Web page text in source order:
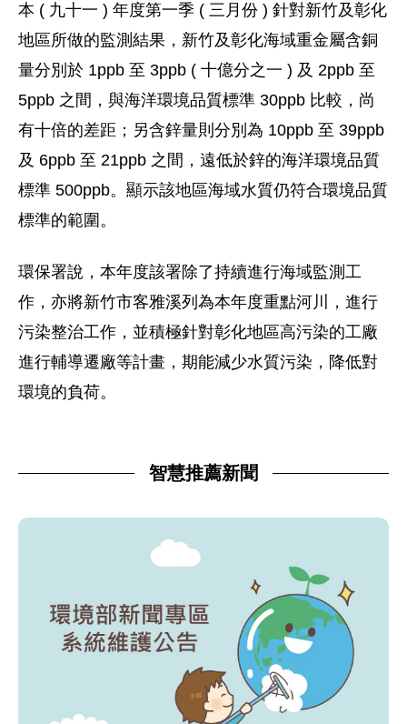
本 ( 九十一 ) 年度第一季 ( 三月份 ) 針對新竹及彰化
地區所做的監測結果，新竹及彰化海域重金屬含銅
量分別於 1ppb 至 3ppb ( 十億分之一 ) 及 2ppb 至
5ppb 之間，與海洋環境品質標準 30ppb 比較，尚
有十倍的差距；另含鋅量則分別為 10ppb 至 39ppb
及 6ppb 至 21ppb 之間，遠低於鋅的海洋環境品質
標準 500ppb。顯示該地區海域水質仍符合環境品質
標準的範圍。
環保署說，本年度該署除了持續進行海域監測工
作，亦將新竹市客雅溪列為本年度重點河川，進行
污染整治工作，並積極針對彰化地區高污染的工廠
進行輔導遷廠等計畫，期能減少水質污染，降低對
環境的負荷。
智慧推薦新聞